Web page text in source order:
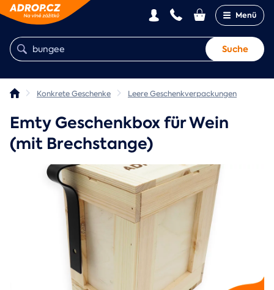
Menü
Suche
Konkrete Geschenke Leere Geschenkverpackungen
Emty Geschenkbox für Wein
(mit Brechstange)